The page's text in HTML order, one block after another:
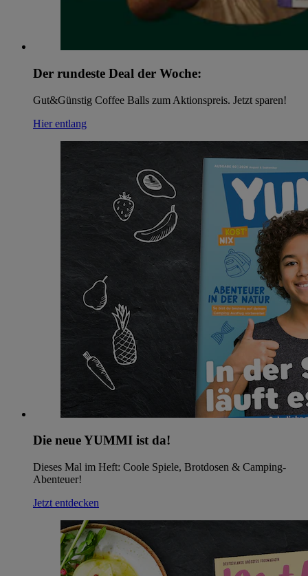
Der rundeste Deal der Woche:
Gut&Günstig Coffee Balls zum Aktionspreis. Jetzt sparen!
Hier entlang
Die neue YUMMI ist da!
Dieses Mal im Heft: Coole Spiele, Brotdosen & Camping-
Abenteuer!
Jetzt entdecken